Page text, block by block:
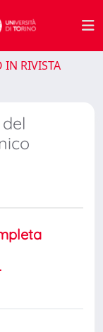
IN RIVISTA